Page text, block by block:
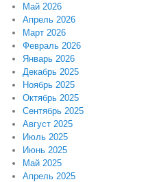
Май 2026
Апрель 2026
Март 2026
Февраль 2026
Январь 2026
Декабрь 2025
Ноябрь 2025
Октябрь 2025
Сентябрь 2025
Август 2025
Июль 2025
Июнь 2025
Май 2025
Апрель 2025